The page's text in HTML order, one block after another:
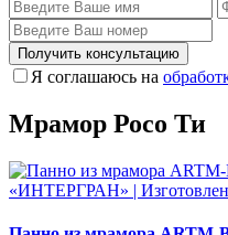
Получить консультацию
Я соглашаюсь на
Мрамор Росо Ти